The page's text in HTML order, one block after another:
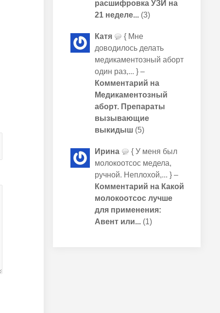
расшифровка УЗИ на
21 неделе...(3)
Катя
{ Мне
доводилось делать
медикаментозный аборт
один раз,... } –
Комментарий на
Медикаментозный
аборт. Препараты
вызывающие
выкидыш(5)
Ирина
{ У меня был
молокоотсос медела,
ручной. Неплохой,... } –
Комментарий на Какой
молокоотсос лучше
для применения:
Авент или...(1)